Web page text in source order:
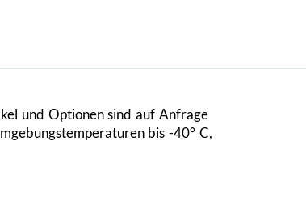
und Optionen sind auf Anfrage
bis -40° C,